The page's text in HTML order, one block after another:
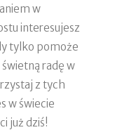
w
interesujesz
tylko pomoże
radę w
z tych
w świecie
już dziś!